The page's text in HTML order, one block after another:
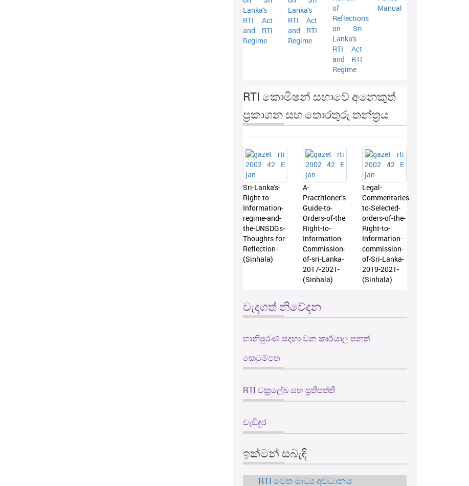
Lanka's
RTI Act
and RTI
Regime
Lanka's
RTI Act
and RTI
Regime
of
Reflections
on Sri
Lanka's
RTI Act
and RTI
Regime
Manual
RTI කොමිෂන් සභාවේ අනෙකුත්
ප්‍රකාශන සහ තොරතුරු තන්ත්‍රය
Sri-Lanka's-
Right-to-
Information-
regime-and-
the-UNSDGs-
Thoughts-for-
Reflection-
(Sinhala)
A-
Practitioner’s-
Guide-to-
Orders-of-the
Right-to-
Information-
Commission-
of-sri-Lanka-
2017-2021-
(Sinhala)
Legal-
Commentaries-
to-Selected-
orders-of-the-
Right-to-
Information-
commission-
of-Sri-Lanka-
2019-2021-
(Sinhala)
වැදගත් නිවේදන
හානිපුරණ සදහා වන කාර්යාල පනත්
කෙටුම්පත
RTI චක්‍රලේඛ සහ ප්‍රතිපත්ති
වැඩිදුර
ඉක්මන් සබැඳි
RTI වෙත මාධ්‍ය අවධානය